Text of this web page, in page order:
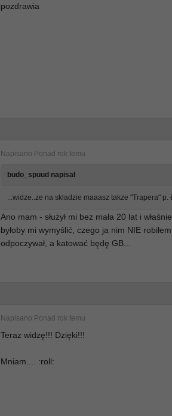
pozdrawia
Napisano Ponad rok temu
budo_spuud napisał
...widze..ze na skladzie maaasz takze "Trapera" p.
Ano mam - służył mi bez mała 20 lat i
byłoby mi wymyślić, czego ja nim NIE
odpoczywał, a katować będę GB...
Napisano Ponad rok temu
Teraz widzę!!! Dzięki!!!
Mniam.... :roll: